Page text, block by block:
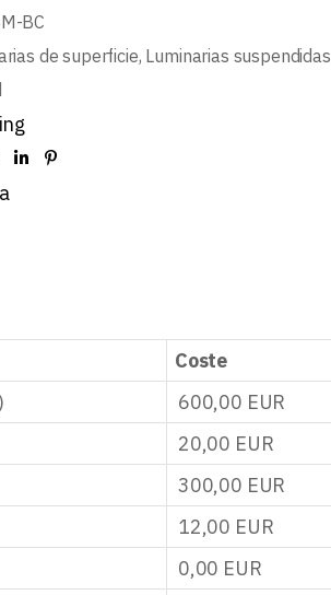
BC
de superficie, Luminarias suspendidas
Coste
600,00 EUR
20,00 EUR
300,00 EUR
12,00 EUR
0,00 EUR